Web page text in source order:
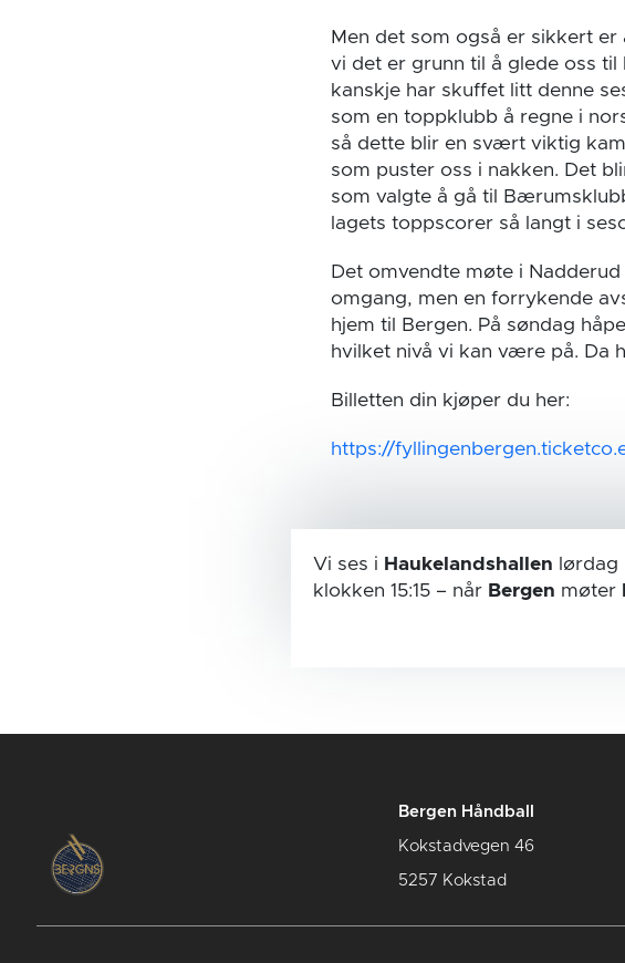
Men det som også er sikkert
vi det er grunn til å glede oss til
kanskje har skuffet litt denne
som en toppklubb å regne i
så dette blir en svært viktig
som puster oss i nakken. Det
som valgte å gå til
lagets toppscorer så langt i
Det omvendte møte i
omgang, men en forrykende
hjem til Bergen. På søndag
hvilket nivå vi kan være på. Da
Billetten din kjøper du her:
https://
Vi ses i Haukelandshallen lørdag
klokken 15:15– når Bergen møter
Bergen Håndball
Kokstadvegen 46
5257 Kokstad